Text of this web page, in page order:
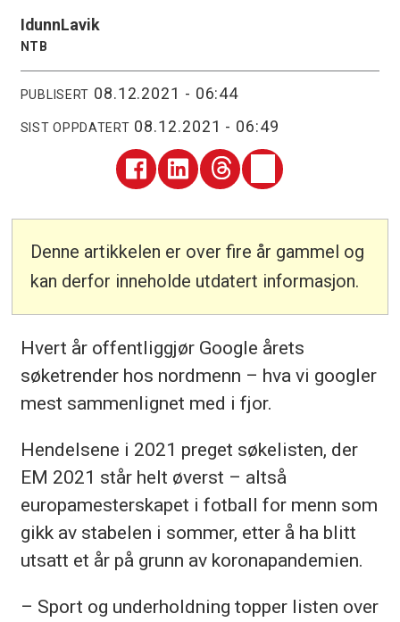
IdunnLavik
NTB
PUBLISERT 08.12.2021 - 06:44
SIST OPPDATERT 08.12.2021 - 06:49
Denne artikkelen er over fire år gammel og
kan derfor inneholde utdatert informasjon.
Hvert år offentliggjør Google årets
søketrender hos nordmenn – hva vi googler
mest sammenlignet med i fjor.
Hendelsene i 2021 preget søkelisten, der
EM 2021 står helt øverst – altså
europamesterskapet i fotball for menn som
gikk av stabelen i sommer, etter å ha blitt
utsatt et år på grunn av koronapandemien.
– Sport og underholdning topper listen over